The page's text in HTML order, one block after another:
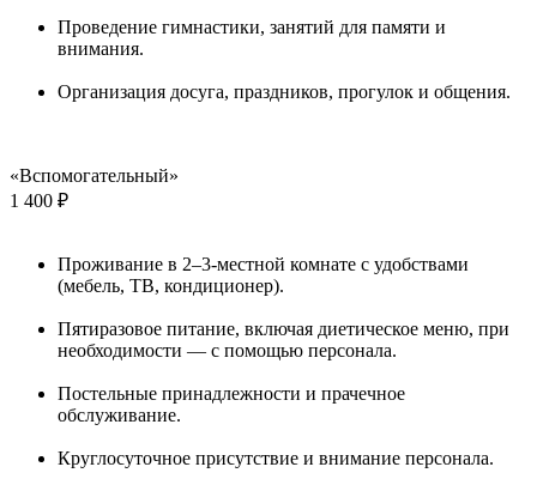
Проведение гимнастики, занятий для памяти и
внимания.
Организация досуга, праздников, прогулок и общения.
«Вспомогательный»
1 400 ₽
Проживание в 2–3-местной комнате с удобствами
(мебель, ТВ, кондиционер).
Пятиразовое питание, включая диетическое меню, при
необходимости — с помощью персонала.
Постельные принадлежности и прачечное
обслуживание.
Круглосуточное присутствие и внимание персонала.